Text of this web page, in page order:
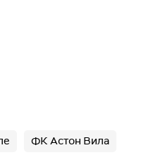
ФК Астон Вила